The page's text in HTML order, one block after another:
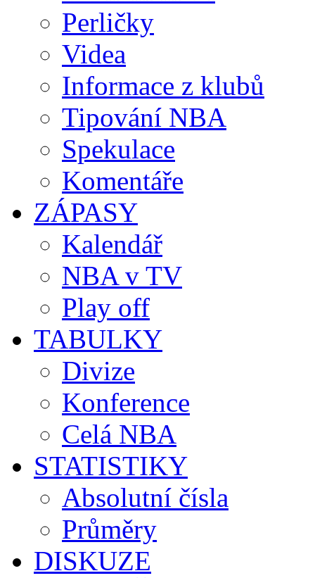
Perličky
Videa
Informace z klubů
Tipování NBA
Spekulace
Komentáře
ZÁPASY
Kalendář
NBA v TV
Play off
TABULKY
Divize
Konference
Celá NBA
STATISTIKY
Absolutní čísla
Průměry
DISKUZE